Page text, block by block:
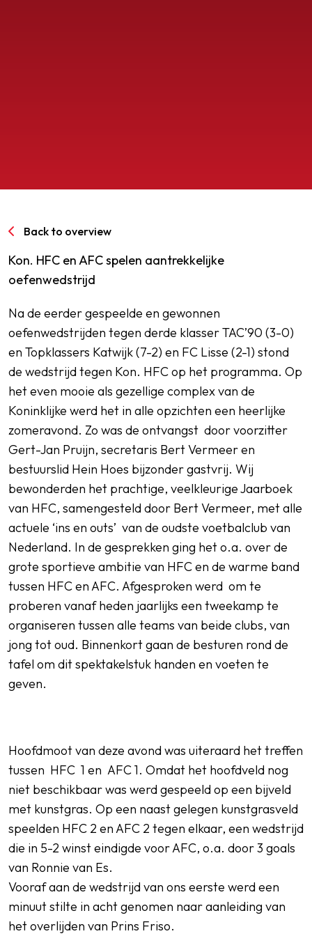
Back to overview
Kon. HFC en AFC spelen aantrekkelijke
oefenwedstrijd
Na de eerder gespeelde en gewonnen
oefenwedstrijden tegen derde klasser TAC’90 (3-0)
en Topklassers Katwijk (7-2) en FC Lisse (2-1) stond
de wedstrijd tegen Kon. HFC op het programma. Op
het even mooie als gezellige complex van de
Koninklijke werd het in alle opzichten een heerlijke
zomeravond. Zo was de ontvangst door voorzitter
Gert-Jan Pruijn, secretaris Bert Vermeer en
bestuurslid Hein Hoes bijzonder gastvrij. Wij
bewonderden het prachtige, veelkleurige Jaarboek
van HFC, samengesteld door Bert Vermeer, met alle
actuele ‘ins en outs’ van de oudste voetbalclub van
Nederland. In de gesprekken ging het o.a. over de
grote sportieve ambitie van HFC en de warme band
tussen HFC en AFC. Afgesproken werd om te
proberen vanaf heden jaarlijks een tweekamp te
organiseren tussen alle teams van beide clubs, van
jong tot oud. Binnenkort gaan de besturen rond de
tafel om dit spektakelstuk handen en voeten te
geven.
Hoofdmoot van deze avond was uiteraard het treffen
tussen HFC 1 en AFC 1. Omdat het hoofdveld nog
niet beschikbaar was werd gespeeld op een bijveld
met kunstgras. Op een naast gelegen kunstgrasveld
speelden HFC 2 en AFC 2 tegen elkaar, een wedstrijd
die in 5-2 winst eindigde voor AFC, o.a. door 3 goals
van Ronnie van Es.
Vooraf aan de wedstrijd van ons eerste werd een
minuut stilte in acht genomen naar aanleiding van
het overlijden van Prins Friso.